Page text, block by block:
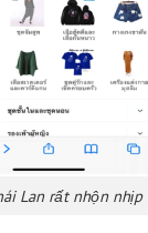
Lan rất nhộn nhịp